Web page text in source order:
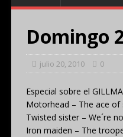
Domingo
julio 20, 2010 0
Especial sobre el
Motorhead – The ace of
Twisted sister – We´re
Iron maiden – The